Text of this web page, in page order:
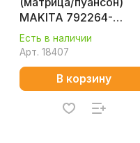
MAKITA 792264-
7/792265-5
Есть в наличии
Арт. 18407
В корзину